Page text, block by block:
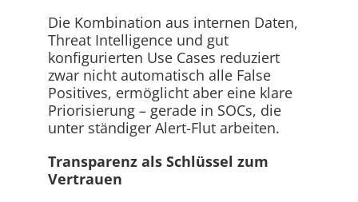
Die Kombination aus internen Daten,
Threat Intelligence und gut
konfigurierten Use Cases reduziert
zwar nicht automatisch alle False
Positives, ermöglicht aber eine klare
Priorisierung – gerade in SOCs, die
unter ständiger Alert-Flut arbeiten.
Transparenz als Schlüssel zum
Vertrauen